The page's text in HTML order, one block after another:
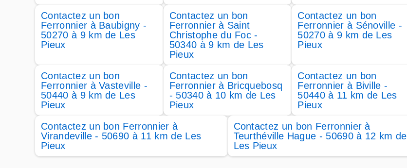
Contactez un bon
Ferronnier à Baubigny -
50270 à 9 km de Les
Pieux
Contactez un bon
Ferronnier à Saint
Christophe du Foc -
50340 à 9 km de Les
Pieux
Contactez un bon
Ferronnier à Sénoville -
50270 à 9 km de Les
Pieux
Contactez un bon
Ferronnier à Vasteville -
50440 à 9 km de Les
Pieux
Contactez un bon
Ferronnier à Bricquebosq
- 50340 à 10 km de Les
Pieux
Contactez un bon
Ferronnier à Biville -
50440 à 11 km de Les
Pieux
Contactez un bon Ferronnier à
Virandeville - 50690 à 11 km de Les
Pieux
Contactez un bon Ferronnier à
Teurthéville Hague - 50690 à 12 km de
Les Pieux